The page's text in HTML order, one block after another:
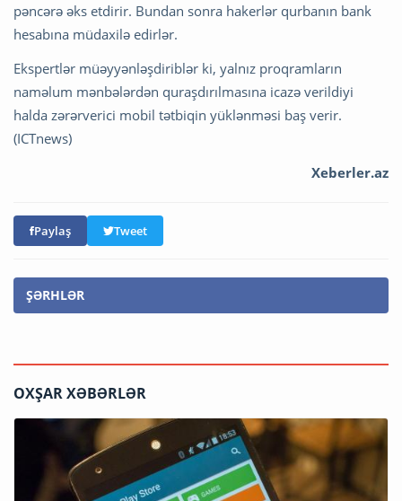
pəncərə əks etdirir. Bundan sonra hakerlər qurbanın bank
hesabına müdaxilə edirlər.
Ekspertlər müəyyənləşdiriblər ki, yalnız proqramların
naməlum mənbələrdən quraşdırılmasına icazə verildiyi
halda zərərverici mobil tətbiqin yüklənməsi baş verir.
(ICTnews)
Xeberler.az
Paylaş Tweet
ŞƏRHLƏR
OXŞAR XƏBƏRLƏR